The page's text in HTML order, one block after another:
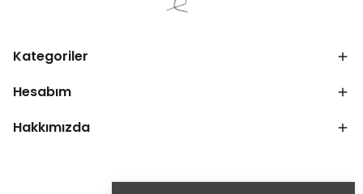
Kategoriler
Hesabım
Hakkımızda